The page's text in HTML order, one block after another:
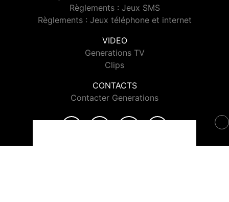
Règlements : Jeux SMS
Règlements : Jeux téléphone et internet
VIDEO
Generations TV
Clips
CONTACTS
Contacter Generations